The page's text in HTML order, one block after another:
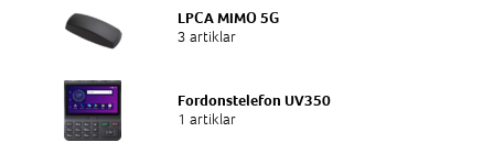
LPCA MIMO 5G
3 artiklar
Fordonstelefon UV350
1 artiklar